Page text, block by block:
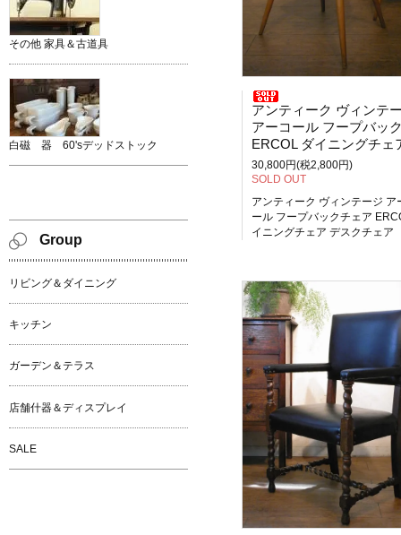
アンティーク ヴィンテ
アーコール フープバックチェ
ERCOL ダイニングチェア デスクチ
30,800円(税2,800円)
SOLD OUT
アンティーク ヴィンテージ ア
ール フープバックチェア
イニングチェア デスクチェア
その他 家具＆古道具
白磁 器 60'sデッドストック
Group
リビング＆ダイニング
キッチン
ガーデン＆テラス
店舗什器＆ディスプレイ
SALE